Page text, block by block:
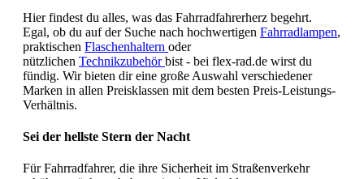
Hier findest du alles, was das Fahrradfahrerherz begehrt.
Egal, ob du auf der Suche nach hochwertigen Fahrradlampen,
praktischen Flaschenhaltern oder
nützlichen Technikzubehörbist - bei flex-rad.de wirst du
fündig. Wir bieten dir eine große Auswahl verschiedener
Marken in allen Preisklassen mit dem besten Preis-Leistungs-
Verhältnis.
Sei der hellste Stern der Nacht
Für Fahrradfahrer, die ihre Sicherheit im Straßenverkehr